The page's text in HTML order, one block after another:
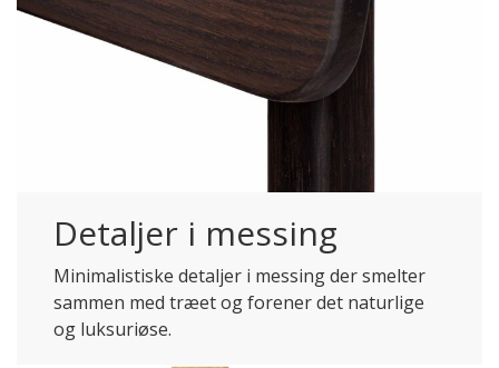
Detaljer i messing
Minimalistiske detaljer i messing der smelter
sammen med træet og forener det naturlige
og luksuriøse.